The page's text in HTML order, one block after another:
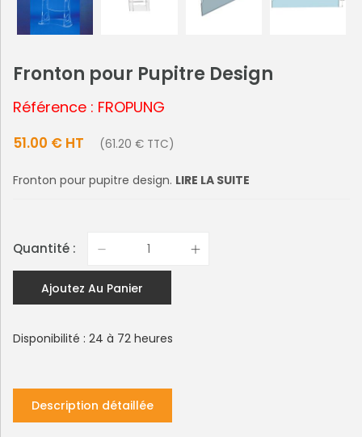
Fronton pour Pupitre Design
Référence : FROPUNG
51.00 € HT (61.20 € TTC)
Fronton pour pupitre design. LIRE LA SUITE
Quantité :
Ajoutez Au Panier
Disponibilité : 24 à 72 heures
Description détaillée